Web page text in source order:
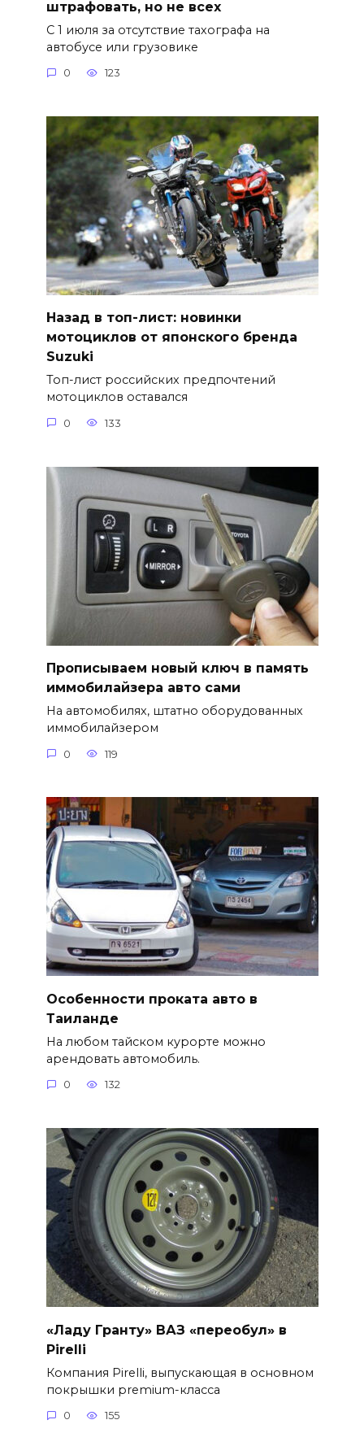
штрафовать, но не всех
С 1 июля за отсутствие тахографа на
автобусе или грузовике
0 123
Назад в топ-лист: новинки
мотоциклов от японского бренда
Suzuki
Топ-лист российских предпочтений
мотоциклов оставался
0 133
Прописываем новый ключ в память
иммобилайзера авто сами
На автомобилях, штатно оборудованных
иммобилайзером
0 119
Особенности проката авто в
Таиланде
На любом тайском курорте можно
арендовать автомобиль.
0 132
«Ладу Гранту» ВАЗ «переобул» в
Pirelli
Компания Pirelli, выпускающая в основном
покрышки premium-класса
0 155